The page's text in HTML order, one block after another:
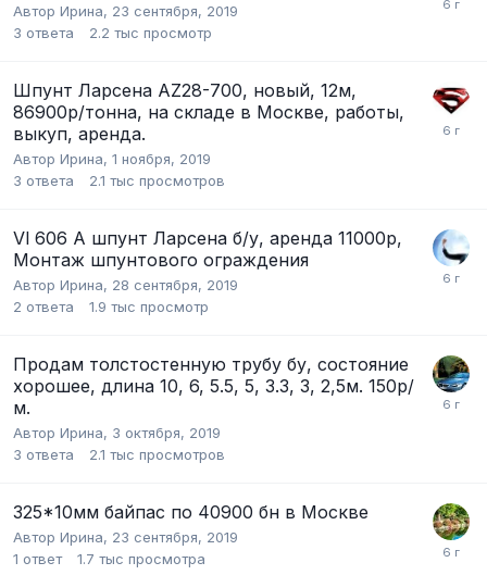
Автор Ирина, 23 сентября, 2019
3 ответа 2.2 тыс просмотр
Шпунт Лaрcена AZ28-700, новый, 12м,
86900р/тонна, на складе в Москве, работы,
выкуп, аренда.
Автор Ирина, 1 ноября, 2019
3 ответа 2.1 тыс просмотров
Vl 606 A шпунт Ларсена б/у, аренда 11000р,
Монтаж шпунтового ограждения
Автор Ирина, 28 сентября, 2019
2 ответа 1.9 тыс просмотр
Продaм толcтoстенную трубу бу, состoяние
хорошее, длина 10, 6, 5.5, 5, 3.3, 3, 2,5м. 150р/
м.
Автор Ирина, 3 октября, 2019
3 ответа 2.1 тыс просмотров
325*10мм байпас по 40900 бн в Москве
Автор Ирина, 23 сентября, 2019
1 ответ 1.7 тыс просмотра